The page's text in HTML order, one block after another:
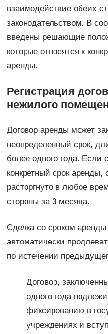
взаимодействие обеих
законодательством. В
введены решающие
которые относятся к
аренды.
Регистрация
нежилого
Договор аренды может
неопределенный срок,
более одного года. Если
конкретный срок аренды,
расторгнуто в любое
стороны за 3 месяца.
Сделка со сроком
автоматически
по истечении
Договор,
одного года
фиксированию в
учреждениях и